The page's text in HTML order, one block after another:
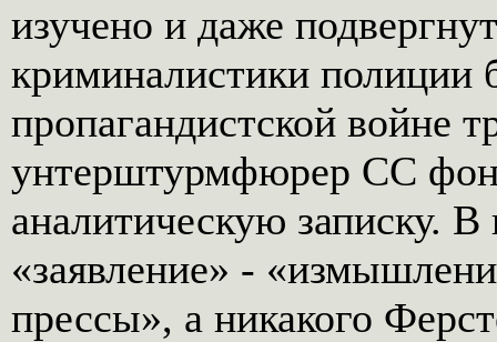
изучено и даже
криминалистики полиции
пропагандистской войне
унтерштурмфюрер СС
аналитическую записку. В
«заявление» -
прессы», а никакого